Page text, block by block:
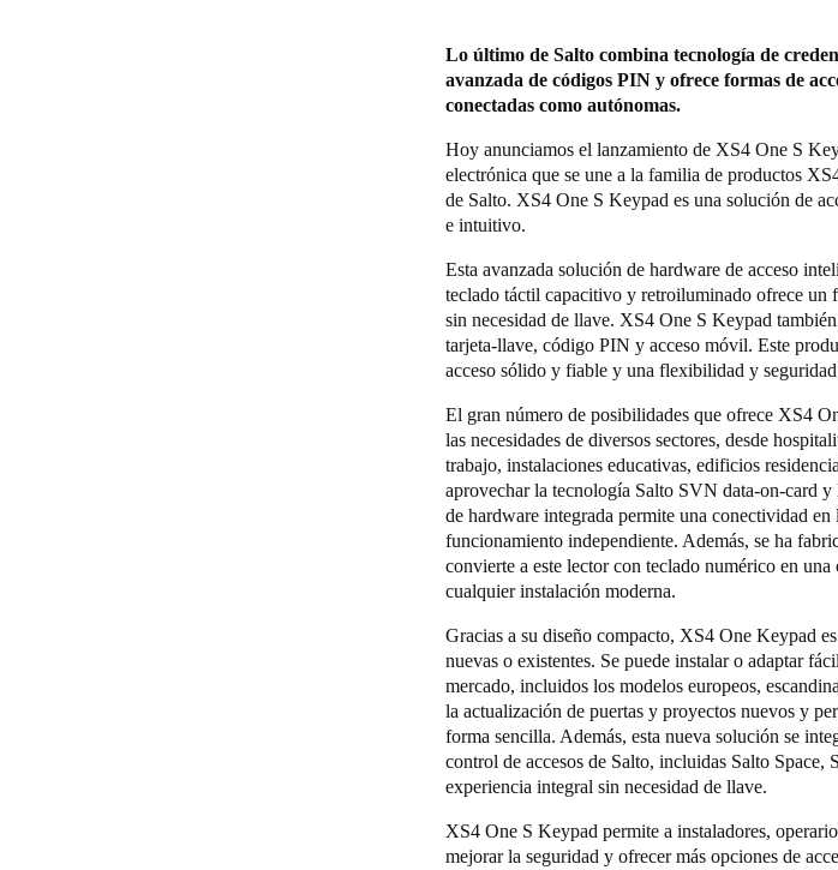
Lo último de Salto combina tecnología de
avanzada de códigos PIN y ofrece formas de
conectadas como autónomas.
Hoy anunciamos el lanzamiento de XS4 One S
electrónica que se une a la familia de productos
de Salto. XS4 One S Keypad es una solución de
e intuitivo.
Esta avanzada solución de hardware de acceso
teclado táctil capacitivo y retroiluminado ofrece
sin necesidad de llave. XS4 One S Keypad
tarjeta-llave, código PIN y acceso móvil. Este
acceso sólido y fiable y una flexibilidad y
El gran número de posibilidades que ofrece XS4
las necesidades de diversos sectores, desde
trabajo, instalaciones educativas, edificios
aprovechar la tecnología Salto SVN data-on-card y
de hardware integrada permite una conectividad
funcionamiento independiente. Además, se ha
convierte a este lector con teclado numérico en
cualquier instalación moderna.
Gracias a su diseño compacto, XS4 One Keypad
nuevas o existentes. Se puede instalar o adaptar
mercado, incluidos los modelos europeos,
la actualización de puertas y proyectos nuevos y
forma sencilla. Además, esta nueva solución se
control de accesos de Salto, incluidas Salto Space,
experiencia integral sin necesidad de llave.
XS4 One S Keypad permite a instaladores,
mejorar la seguridad y ofrecer más opciones de